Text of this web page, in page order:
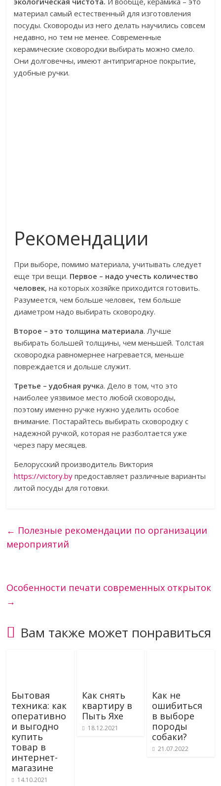
материал самый естественный для изготовления
посуды. Сковороды из него делать научились совсем
недавно, но тем не менее. Современные
керамические сковородки выбирать можно смело.
Они долговечны, имеют антипригарное покрытие,
удобные ручки.
Рекомендации
При выборе, помимо материала, учитывать следует
еще три вещи. Первое – надо учесть количество
человек, на которых хозяйке приходится готовить.
Разумеется, чем больше человек, тем больше
диаметром надо выбирать сковородку.
Второе – это толщина материала. Лучше
выбирать большей толщины, чем меньшей. Толстая
сковородка равномернее нагревается, меньше
повреждается и дольше служит.
Третье – удобная ручка. Дело в том, что это
наиболее уязвимое место любой сковороды,
поэтому именно ручке нужно уделить особое
внимание. Постарайтесь выбирать сковородку с
надежной ручкой, которая не разболтается уже
через пару месяцев.
Белорусский производитель Виктория
https://victory.by предоставляет различные варианты
литой посуды для готовки.
← Полезные рекомендации по организации
мероприятий
Особенности печати современных открыток
→
Вам также может понравиться
Бытовая
техника: как
оперативно
и выгодно
купить
товар в
интернет-
магазине
14.10.2021
Как снять
квартиру в
Пыть Яхе
18.12.2021
Как не
ошибиться
в выборе
породы
собаки?
21.07.2022